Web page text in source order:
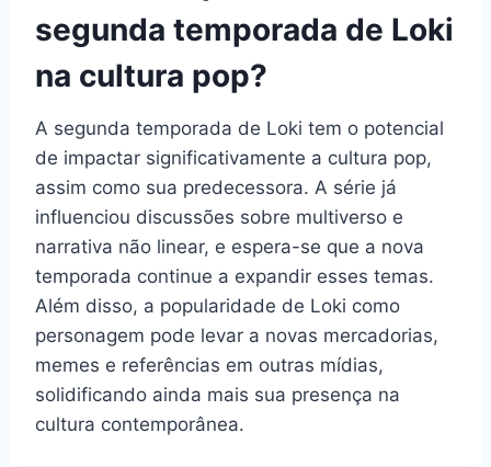
segunda temporada de Loki
na cultura pop?
A segunda temporada de Loki tem o potencial
de impactar significativamente a cultura pop,
assim como sua predecessora. A série já
influenciou discussões sobre multiverso e
narrativa não linear, e espera-se que a nova
temporada continue a expandir esses temas.
Além disso, a popularidade de Loki como
personagem pode levar a novas mercadorias,
memes e referências em outras mídias,
solidificando ainda mais sua presença na
cultura contemporânea.